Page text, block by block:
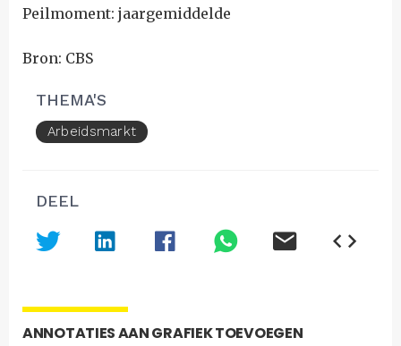
Peilmoment: jaargemiddelde
Bron: CBS
THEMA'S
Arbeidsmarkt
DEEL
ANNOTATIES AAN GRAFIEK TOEVOEGEN